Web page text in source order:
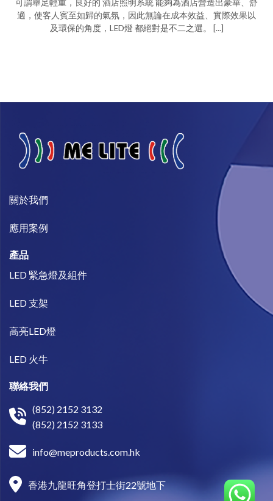
可謂舉足輕重，良好的 酒店照明系統 能夠為酒店營造出豪華、舒
適，使客人賓至如歸的氣氛，因此無論在成本效益、實際效果以
及環保的角度，LED燈 都絕對是不二之選。 [...]
關於我們​
​應用案例
產品
LED 緊急燈及組件
LED 支架
高亮LED燈
LED 火牛
聯絡我們
(852) 2152 3132
(852) 2152 3133
info@meproducts.com.hk
香港九龍旺角登打士街22號地下